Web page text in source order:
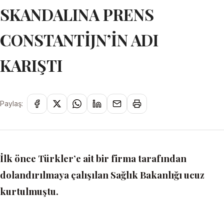
SKANDALINA PRENS
CONSTANTİJN’İN ADI
KARIŞTI
Paylaş:
İlk önce Türkler’e ait bir firma tarafından
dolandırılmaya çalışılan Sağlık Bakanlığı ucuz
kurtulmuştu.